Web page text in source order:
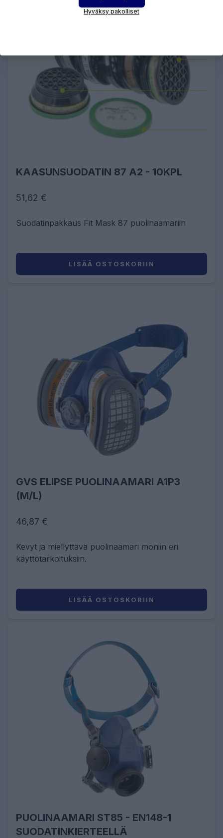
KAASUNSUODATIN 87 A2 - 10KPL
51,62 €
Suodatinpakkaus Fit Mask 87 puolinaamariin
LISÄÄ OSTOSKORIIN
GVS ELIPSE PUOLINAAMARI A1P3
(M/L)
46,87 €
Kevyt ja miellyttävä puolinaamari moniin eri
käyttötarkoituksiin.
LISÄÄ OSTOSKORIIN
PUOLINAAMARI ST85 - EN148-1
SUODATINKIERTEELLÄ
Hyväksy pakolliset